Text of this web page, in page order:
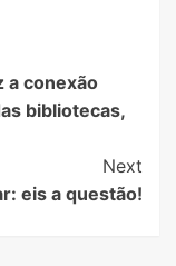
a conexão
bibliotecas,
Next
eis a questão!